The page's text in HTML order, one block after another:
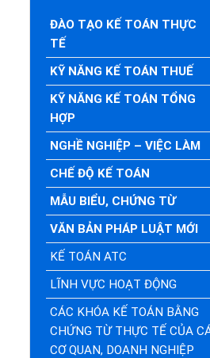
ĐÀO TẠO KẾ TOÁN THỰC
TẾ
KỸ NĂNG KẾ TOÁN THUẾ
KỸ NĂNG KẾ TOÁN TỔNG
HỢP
NGHỀ NGHIỆP – VIỆC LÀM
CHẾ ĐỘ KẾ TOÁN
MẪU BIỂU, CHỨNG TỪ
VĂN BẢN PHÁP LUẬT MỚI
KẾ TOÁN ATC
LĨNH VỰC HOẠT ĐỘNG
CÁC KHÓA KẾ TOÁN BẰNG
CHỨNG TỪ THỰC TẾ CỦA
CƠ QUAN, DOANH NGHIỆP